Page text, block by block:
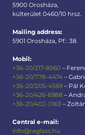
5900 Orosháza,
külterület 0460/10 hrsz.
Mailing address:
5901 Orosháza, Pf.: 38.
Mobil:
+36-20/217-8560 –
+36-20/778-4474 –
+36-20/205-4569 – Pál
+36-20/426-6988 –
+36-20/402-0163 –
Central e-mail:
info@reglass.hu